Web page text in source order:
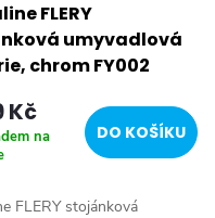
FLERY
umyvadlová
chrom FY002
Kč
na
DO KOŠÍKU
FLERY stojánková